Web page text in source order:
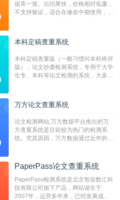
据库一致。出结果快，价格相对低廉，
不支持验证，适合在修改中期使用，定
本科定稿查重系统
本科定稿查重版（一般习惯叫本科终评
版），论文抄袭检测系统，专用于大学
生专、本科等论文检测的系统，大多数
万方论文查重系统
论文检测网站,万方数据平台推出的万
方查重系统是目前较为热门的检测系
统。究其原因，万方数据通过近年的发
检测系统，其真实性和权威性无可厚
非。其次，相对于知网而言，万方检测
费用少，上手容易，是学生初次论文查
重的推荐系统。
PaperPass论文查重系统
PaperPass检测系统是北京智齿数汇科
技有限公司旗下产品，网站诞生于
2007年，运营多年来，已经发展成为